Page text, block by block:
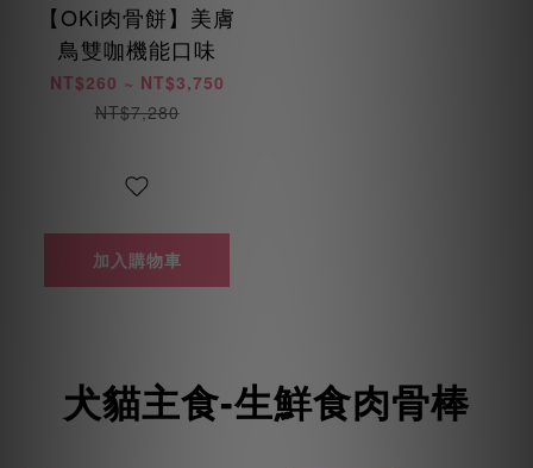
【OKi肉骨餅】美膚
鳥雙咖機能口味
NT$260 ~ NT$3,750
NT$7,280
加入購物車
犬貓主食-生鮮食肉骨棒